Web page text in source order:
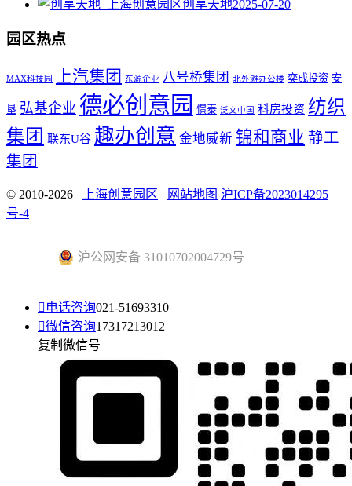
创享天地2025-07-20
园区热点
MAX科技园 上汽集团 东源企业 八号桥集团 北外滩办公楼 奕成投资 安
垦 弘基企业 德必创意园 憬泰 泛文中国 科房投资 纺织
集团 联东U谷 趣办创意 金地威新 锦和商业 静工
集团
© 2010-2026 上海创意园区 网站地图 沪ICP备2023014295
号-4
沪公网安备 31010702004729号
 电话咨询021-51693310
微信咨询17317213012
复制微信号